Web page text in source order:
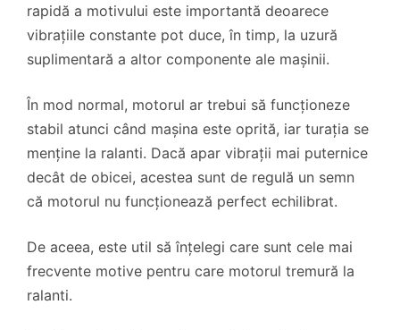
rapidă a motivului este importantă deoarece
vibrațiile constante pot duce, în timp, la uzură
suplimentară a altor componente ale mașinii.
În mod normal, motorul ar trebui să funcționeze
stabil atunci când mașina este oprită, iar turația se
menține la ralanti. Dacă apar vibrații mai puternice
decât de obicei, acestea sunt de regulă un semn
că motorul nu funcționează perfect echilibrat.
De aceea, este util să înțelegi care sunt cele mai
frecvente motive pentru care motorul tremură la
ralanti.